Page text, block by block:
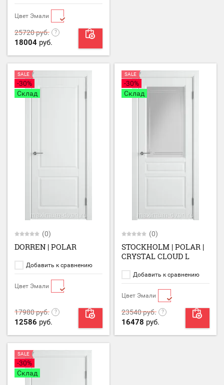
Цвет Эмали
25720руб.
18004 руб.
SALE
-30%
Склад
(0)
DORREN | POLAR
Добавить к сравнению
Цвет Эмали
17980руб.
12586 руб.
SALE
-30%
Склад
(0)
STOCKHOLM | POLAR |
CRYSTAL CLOUD L
Добавить к сравнению
Цвет Эмали
23540руб.
16478 руб.
SALE
-30%
Склад